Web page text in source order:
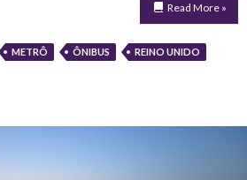
Read More »
METRÔ ÔNIBUS
REINO UNIDO